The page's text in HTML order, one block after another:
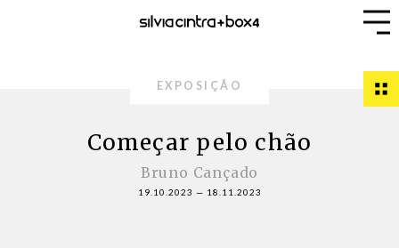
EXPOSIÇÃO
Começar pelo chão
Bruno Cançado
19.10.2023 — 18.11.2023